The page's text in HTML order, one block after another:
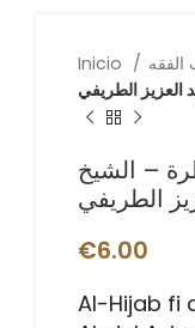
Inicio
الطريفي
– الشيخ
الطريفي
€6.00
Al-Hijab fi